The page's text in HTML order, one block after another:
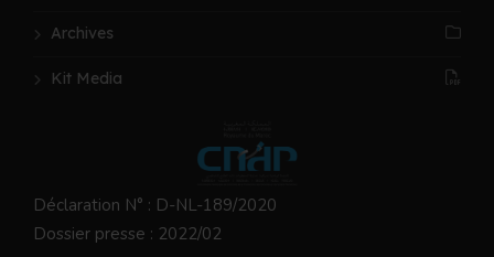
Archives
Kit Media
Déclaration N° : D-NL-189/2020
Dossier presse : 2022/02